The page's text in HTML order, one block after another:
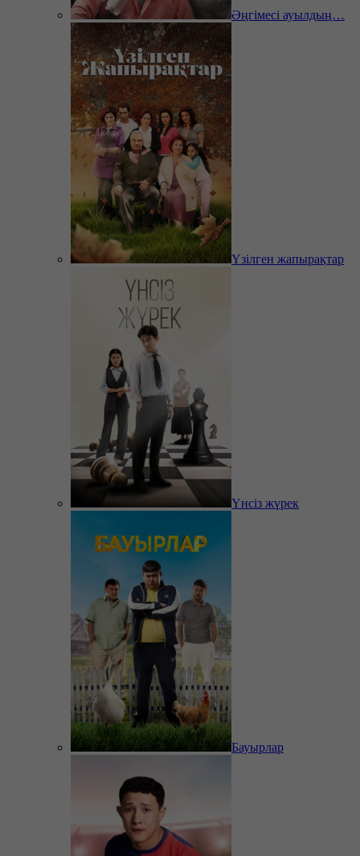
Әңгімесі ауылдың…
Үзілген жапырақтар
Үнсіз жүрек
Бауырлар